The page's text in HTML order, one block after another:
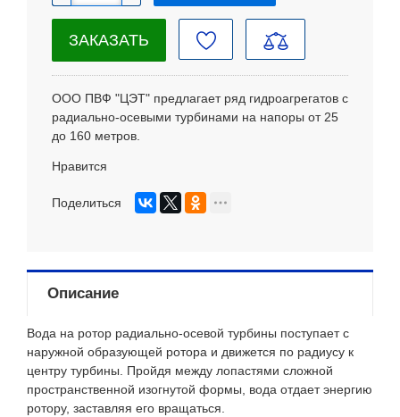
ЗАКАЗАТЬ
ООО ПВФ "ЦЭТ" предлагает ряд гидроагрегатов с
радиально-осевыми турбинами на напоры от 25
до 160 метров.
Нравится
Поделиться
Описание
Вода на ротор радиально-осевой турбины поступает с
наружной образующей ротора и движется по радиусу к
центру турбины. Пройдя между лопастями сложной
пространственной изогнутой формы, вода отдает энергию
ротору, заставляя его вращаться.